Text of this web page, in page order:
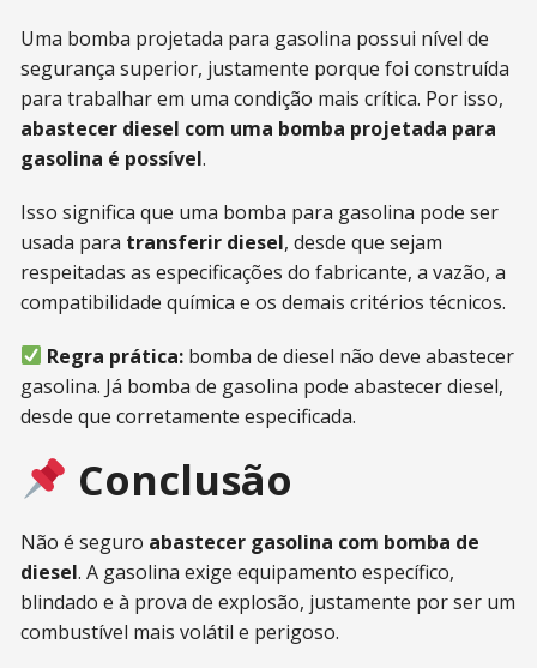
Uma bomba projetada para gasolina possui nível de
segurança superior, justamente porque foi construída
para trabalhar em uma condição mais crítica. Por isso,
abastecer diesel com uma bomba projetada para
gasolina é possível.
Isso significa que uma bomba para gasolina pode ser
usada para transferir diesel, desde que sejam
respeitadas as especificações do fabricante, a vazão, a
compatibilidade química e os demais critérios técnicos.
Regra prática: bomba de diesel não deve abastecer
gasolina. Já bomba de gasolina pode abastecer diesel,
desde que corretamente especificada.
Conclusão
Não é seguro abastecer gasolina com bomba de
diesel. A gasolina exige equipamento específico,
blindado e à prova de explosão, justamente por ser um
combustível mais volátil e perigoso.